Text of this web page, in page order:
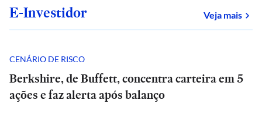
E-Investidor Veja mais
CENÁRIO DE RISCO
Berkshire, de Buffett, concentra carteira em 5
ações e faz alerta após balanço